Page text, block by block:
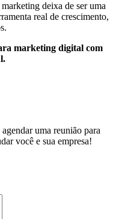
deixa de ser uma
real de crescimento,
marketing digital com
uma reunião para
você e sua empresa!